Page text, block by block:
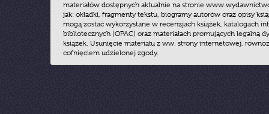
materiałów dostępnych aktualnie na stronie
jak: okładki, fragmenty tekstu, biogramy autorów oraz opisy
mogą zostać wykorzystane w recenzjach książek, katalogach
bibliotecznych (OPAC) oraz materiałach promujących legalną
książek. Usunięcie materiału z ww. strony internetowej,
cofnięciem udzielonej zgody.